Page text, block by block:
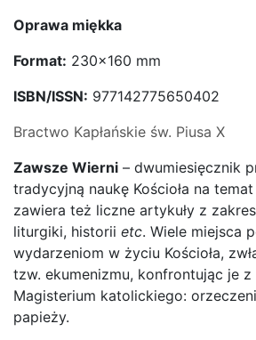
Oprawa miękka
Format: 230×160 mm
ISBN/ISSN: 977142775650402
Bractwo Kapłańskie św. Piusa X
Zawsze Wierni – dwumiesięcznik
tradycyjną naukę Kościoła na
zawiera też liczne artykuły z
liturgiki, historii etc. Wiele miejsca
wydarzeniom w życiu Kościoła,
tzw. ekumenizmu, konfrontując je z
Magisterium katolickiego:
papieży.